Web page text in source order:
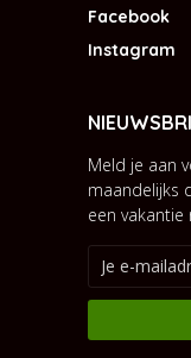
Facebook
Instagram
Meld je aan
maandelijks
een vakantie